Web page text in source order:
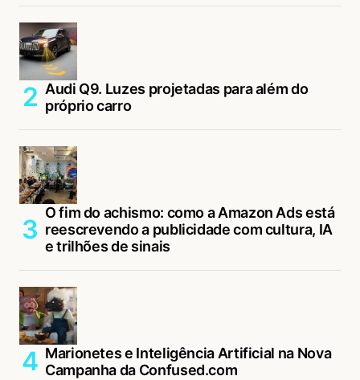
Audi Q9. Luzes projetadas para além do
próprio carro
O fim do achismo: como a Amazon Ads está
reescrevendo a publicidade com cultura, IA
e trilhões de sinais
Marionetes e Inteligência Artificial na Nova
Campanha da Confused.com